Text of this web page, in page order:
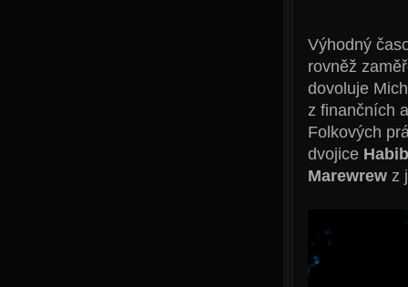
Výhodný
rovněž
dovoluje
z finančních
Folkových
dvojice
Marewrewz